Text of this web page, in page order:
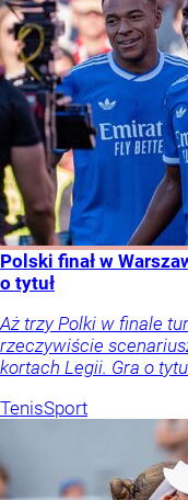
Polski finał w
o tytuł
Aż trzy Polki w finale
rzeczywiście
kortach Legii. Gra o
TenisSport